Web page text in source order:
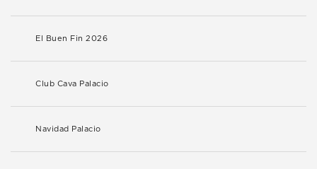
El Buen Fin 2026
Club Cava Palacio
Navidad Palacio